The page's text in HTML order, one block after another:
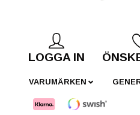
LOGGA IN
VARUMÄRKEN